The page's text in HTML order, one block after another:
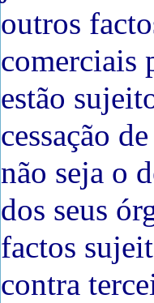
outros
comerciais
estão
cessação
não seja o
dos seus
factos
contra